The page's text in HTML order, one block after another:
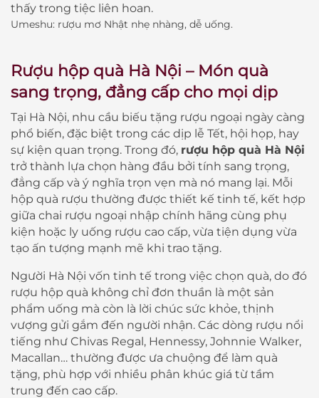
thấy trong tiệc liên hoan.
Umeshu: rượu mơ Nhật nhẹ nhàng, dễ uống.
Rượu hộp quà Hà Nội – Món quà
sang trọng, đẳng cấp cho mọi dịp
Tại Hà Nội, nhu cầu biếu tặng rượu ngoại ngày càng
phổ biến, đặc biệt trong các dịp lễ Tết, hội họp, hay
sự kiện quan trọng. Trong đó, rượu hộp quà Hà Nội
trở thành lựa chọn hàng đầu bởi tính sang trọng,
đẳng cấp và ý nghĩa trọn vẹn mà nó mang lại. Mỗi
hộp quà rượu thường được thiết kế tinh tế, kết hợp
giữa chai rượu ngoại nhập chính hãng cùng phụ
kiện hoặc ly uống rượu cao cấp, vừa tiện dụng vừa
tạo ấn tượng mạnh mẽ khi trao tặng.
Người Hà Nội vốn tinh tế trong việc chọn quà, do đó
rượu hộp quà không chỉ đơn thuần là một sản
phẩm uống mà còn là lời chúc sức khỏe, thịnh
vượng gửi gắm đến người nhận. Các dòng rượu nổi
tiếng như Chivas Regal, Hennessy, Johnnie Walker,
Macallan… thường được ưa chuộng để làm quà
tặng, phù hợp với nhiều phân khúc giá từ tầm
trung đến cao cấp.